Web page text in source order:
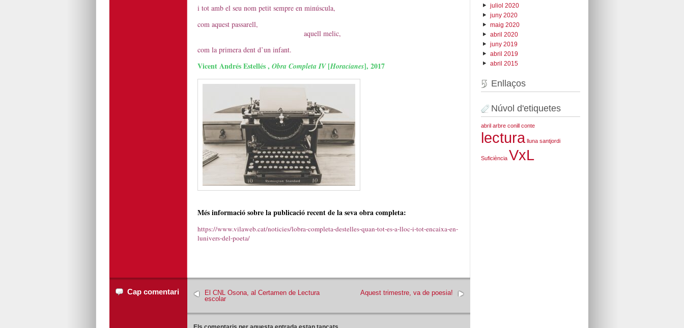
i tot amb el seu nom petit sempre en minúscula,
com aquest passarell,
aquell melic,
com la primera dent d’un infant.
Vicent Andrés Estellés , Obra Completa IV[Horacianes], 2017
Més informació sobre la publicació recent de la seva obra completa:
https://www.vilaweb.cat/noticies/lobra-completa-destelles-quan-tot-es-a-lloc-i-tot-encaixa-en-
lunivers-del-poeta/
Cap comentari Aquest trimestre, va de poesia!
El CNL Osona, al Certamen de Lectura
escolar
juliol 2020
juny 2020
maig 2020
abril 2020
juny 2019
abril 2019
abril 2015
Enllaços
Núvol d'etiquetes
abril arbre conill conte
lectura lluna santjordi
Suficiència VxL